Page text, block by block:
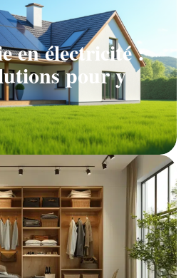
en électricité :
pour y